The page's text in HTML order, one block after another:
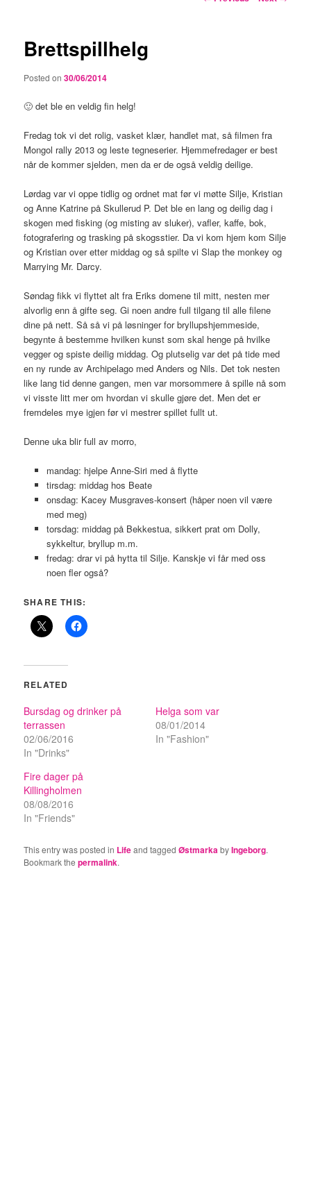
Brettspillhelg
Posted on30/06/2014
🙂 det ble en veldig fin helg!
Fredag tok vi det rolig, vasket klær, handlet mat, så filmen fra
Mongol rally 2013 og leste tegneserier. Hjemmefredager er best
når de kommer sjelden, men da er de også veldig deilige.
Lørdag var vi oppe tidlig og ordnet mat før vi møtte Silje, Kristian
og Anne Katrine på Skullerud P. Det ble en lang og deilig dag i
skogen med fisking (og misting av sluker), vafler, kaffe, bok,
fotografering og trasking på skogsstier. Da vi kom hjem kom Silje
og Kristian over etter middag og så spilte vi Slap the monkey og
Marrying Mr. Darcy.
Søndag fikk vi flyttet alt fra Eriks domene til mitt, nesten mer
alvorlig enn å gifte seg. Gi noen andre full tilgang til alle filene
dine på nett. Så så vi på løsninger for bryllupshjemmeside,
begynte å bestemme hvilken kunst som skal henge på hvilke
vegger og spiste deilig middag. Og plutselig var det på tide med
en ny runde av Archipelago med Anders og Nils. Det tok nesten
like lang tid denne gangen, men var morsommere å spille nå som
vi visste litt mer om hvordan vi skulle gjøre det. Men det er
fremdeles mye igjen før vi mestrer spillet fullt ut.
Denne uka blir full av morro,
mandag: hjelpe Anne-Siri med å flytte
tirsdag: middag hos Beate
onsdag: Kacey Musgraves-konsert (håper noen vil være
med meg)
torsdag: middag på Bekkestua, sikkert prat om Dolly,
sykkeltur, bryllup m.m.
fredag: drar vi på hytta til Silje. Kanskje vi får med oss
noen fler også?
SHARE THIS:
RELATED
Bursdag og drinker på
terrassen
02/06/2016
In "Drinks"
Helga som var
08/01/2014
In "Fashion"
Fire dager på
Killingholmen
08/08/2016
In "Friends"
This entry was posted in Lifeand taggedØstmarkabyIngeborg.
Bookmark thepermalink.